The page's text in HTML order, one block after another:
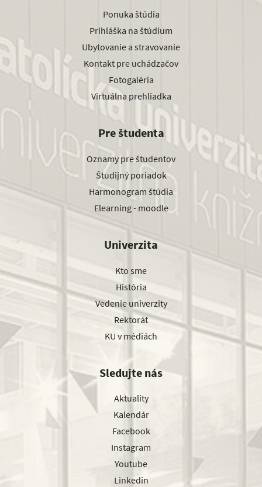
Ponuka štúdia
Prihláška na štúdium
Ubytovanie a stravovanie
Kontakt pre uchádzačov
Fotogaléria
Virtuálna prehliadka
Pre študenta
Oznamy pre študentov
Študijný poriadok
Harmonogram štúdia
Elearning - moodle
Univerzita
Kto sme
História
Vedenie univerzity
Rektorát
KU v médiách
Sledujte nás
Aktuality
Kalendár
Facebook
Instagram
Youtube
Linkedin